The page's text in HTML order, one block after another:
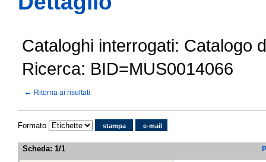
Cataloghi interrogati: Catalogo
Ricerca: BID=MUS0014066
← Ritorna ai risultati
Formato stampa e-mail
Scheda: 1/1